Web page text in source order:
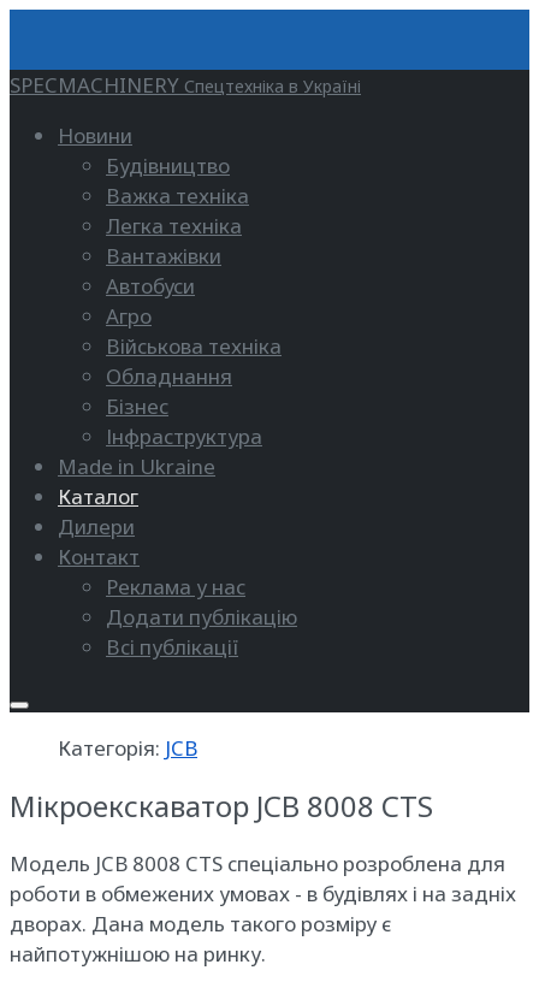
SPECMACHINERY Спецтехніка в Україні
Новини
Будівництво
Важка техніка
Легка техніка
Вантажівки
Автобуси
Агро
Військова техніка
Обладнання
Бізнес
Інфраструктура
Made in Ukraine
Каталог
Дилери
Контакт
Реклама у нас
Додати публікацію
Всі публікації
Категорія: JCB
Мікроекскаватор JCB 8008 CTS
Модель JCB 8008 CTS спеціально розроблена для
роботи в обмежених умовах - в будівлях і на задніх
дворах. Дана модель такого розміру є
найпотужнішою на ринку.